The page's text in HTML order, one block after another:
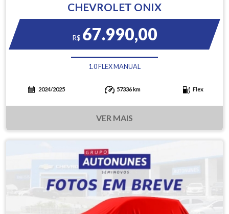
CHEVROLET ONIX
R$ 67.990,00
1.0 FLEX MANUAL
2024/2025 57336 km Flex
VER MAIS